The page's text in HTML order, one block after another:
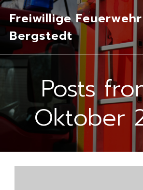
Freiwillige Feuerwehr
Bergstedt
Posts
Oktober